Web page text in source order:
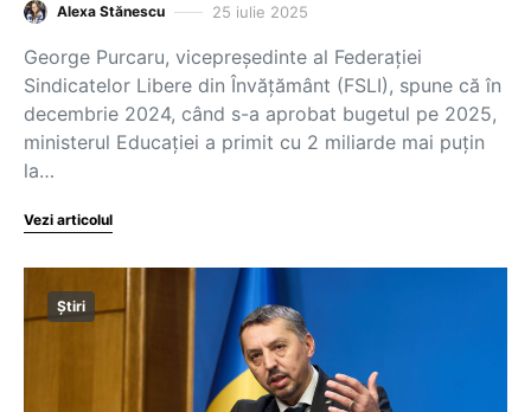
Alexa Stănescu 25 iulie 2025
George Purcaru, vicepreședinte al Federației
Sindicatelor Libere din Învățământ (FSLI), spune că în
decembrie 2024, când s-a aprobat bugetul pe 2025,
ministerul Educației a primit cu 2 miliarde mai puțin
la…
Vezi articolul
Știri